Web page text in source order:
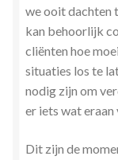
Verbinden en
Tweelingvlam
we ooit dachten
kan behoorlijk
cliënten hoe
situaties los te
nodig zijn om
er iets wat eraan
Dit zijn de